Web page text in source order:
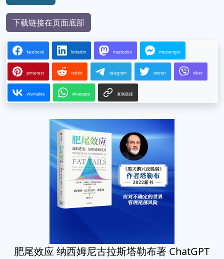
下载链接在页面底部
facebook linkedin mastodon messenger
pinterest reddit telegram twitter viber
vkontakte whatsapp 复制链接
肥尾效应 纳西姆尼古拉斯塔勒布著 ChatGPT